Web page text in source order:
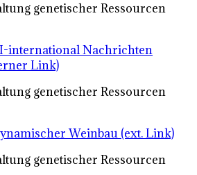
genetischer Ressourcen
international Nachrichten
Link)
genetischer Ressourcen
Weinbau (ext. Link)
genetischer Ressourcen